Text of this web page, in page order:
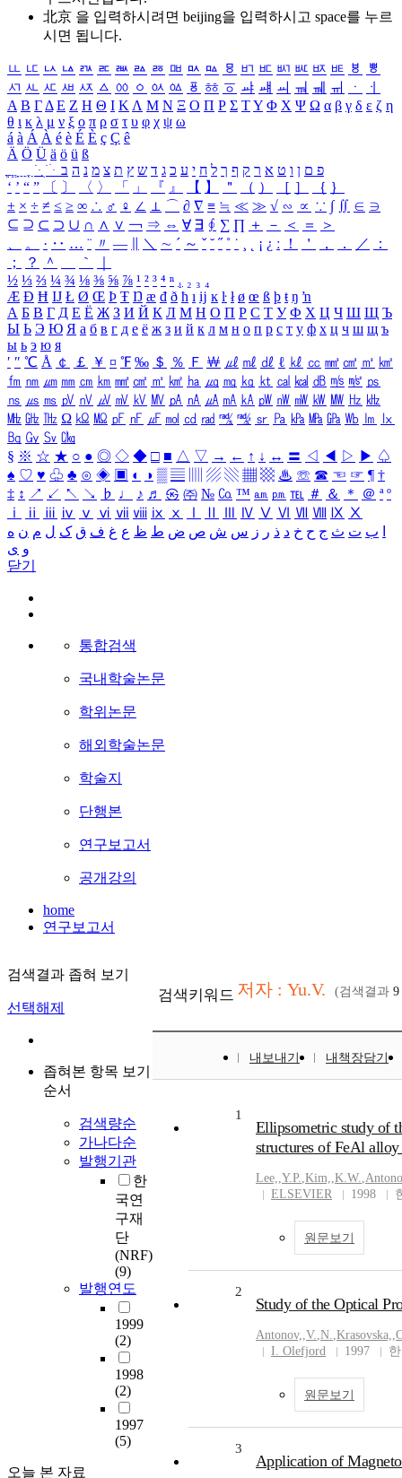
北京 을 입력하시려면 beijing을 입력하시고 space를 누르
시면 됩니다.
ㅥ ㅦ ㅧ ㅨ ㅩ ㅪ ㅫ ㅬ ㅭ ㅮ ㅯ ㅰ ㅱ ㅲ ㅳ ㅴ ㅵ ㅶ ㅷ ㅸ
ㅹ
ㅺ ㅻ ㅼ ㅽ ㅾ ㅿ ㆀ ㆁ ㆂ ㆃ ㆄ ㆅ ㆆ ㆇ ㆈ ㆉ ㆊ ㆋ ㆌ ㆍ
ㆎ
Α Β ΓΔ Ε Ζ Η Θ Ι ΚΛ Μ Ν Ξ Ο Π Ρ Σ ΤΥ Φ Χ Ψ Ω α β γ δ ε ζ η
θ ι κ λ μ ν ξ ο π ρ σ τ υ φ χ ψ ω
á à Á À é è É È ç Ç ê
Ä Ö Ü ä ö ü ß
ִֶֹ ֻּ ׁׂ פ ם ן ו ט א ר ק ף ך ל ח י ע כ ג ד ש ץ ת צ מ נ ה ב
‘ ’ “ ” 〔 〕 〈 〉 「 」 『 』 【 】 ＂ （ ） ［ ］ ｛ ｝
± × ÷ ≠ ≤ ≥ ∞ ∴ ♂ ♀ ∠ ⊥ ⌒ ∂ ∇ ≡ ≒ ≪ ≫ √ ∽ ∝ ∵ ∫ ∬ ∈ ∋
⊆ ⊇ ⊂ ⊃ ∪ ∩ ∧ ∨ ￢ ⇒ ⇔ ∀ ∃ ∮ ∑ ∏ ＋ － ＜ ＝
＞
、
。 · ‥ … ¨ 〃 ― ＼ ∼ ´ ～ ˇ ˘ ˝ ˚ ˙ ¸ ¡ ¿ ː ！ ＇ ， ． ／
：
；
？ ＾ ｀
½ ⅓ ⅔ ¼ ¾ ⅛ ⅜ ⅝ ⅞ ¹ ² ³ ⁴ ⁿ ₁ ₂ ₃ ₄
Æ Ð Ħ Ĳ Ł Ø Œ Þ Ŧ Ŋ æ đ ð ħ ı ĳ ĸ ŀ ł ø œ ß þ ŧ ŋ ŉ
А Б В Г Д Е Ё Ж З И Й К Л М Н О П Р С Т У Ф Х Ц Ч Ш Щ Ъ
Ы Ь Э Ю Я а б в г д е ё ж з и й к л м н о п р с т у ф х ц ч ш щ ъ
ы ь э ю я
′ ″ ℃ Å ￠ ￡ ￥ ¤ ℉ ‰ ＄ ％ Ｆ ￦ ㎕ ㎖ ㎗ ℓ ㎘ ㏄ ㎣ ㎤ ㎥ ㎦
㎙ ㎚ ㎛ ㎜ ㎝ ㎞ ㎟ ㎠ ㎡ ㎢ ㏊ ㎍ ㎎ ㎏ ㏏ ㎈ ㎉ ㏈ ㎧ ㎨ ㎰
㎱ ㎲ ㎳ ㎴ ㎵ ㎶ ㎷ ㎸ ㎹ ㎀ ㎁ ㎂ ㎃ ㎄ ㎺ ㎻ ㎽ ㎾ ㎿ ㎐ ㎑
㎒ ㎓ ㎔ Ω ㏀ ㏁ ㎊ ㎋ ㎌ ㏖ ㏅ ㎭ ㎮ ㎯ ㏛ ㎩ ㎪ ㎫ ㎬ ㏝ ㏐
㏓
㏃ ㏉ ㏜ ㏆
§ ※ ☆ ★ ○ ● ◎ ◇ ◆ □ ■ △ ▽ → ← ↑ ↓ ↔ 〓 ◁ ◀ ▷ ▶ ♤
♠ ♡ ♥ ♧ ♣ ⊙ ◈ ▣ ◐ ◑ ▒ ▤ ▨ ▧ ▦ ▩ ♨ ☏ ☎ ☜ ☞ ¶ †
‡ ↕ ↗ ↙ ↖ ↘ ♭ ♩ ♪ ♬ ㉿ ㈜ № ㏇ ™ ㏂ ㏘ ℡ ＃ ＆ ＊ ＠ ª º
ⅰ
ⅱ ⅲ ⅳ ⅴ ⅵ ⅶ ⅷ ⅸ ⅹ Ⅳ Ⅴ Ⅵ Ⅶ Ⅷ Ⅸ Ⅹ
ب ت ث ج ح خ د ذ ر ز س ش ص ض ط ظ ع غ ف ق ک ل م ن ه
و ی
닫기
통합검색
국내학술논문
학위논문
해외학술논문
학술지
단행본
연구보고서
공개강의
home
연구보고서
검색결과 좁혀 보기
선택해제
좁혀본 항목 보기
순서
검색량순
가나다순
발행기관
한
국연
구재
단
(NRF)
(9)
발행연도
1999
(2)
1998
(2)
1997
(5)
오늘 본 자료
검색키워드 저자 : Yu.V. (검색결과 9
내보내기 내책장담기
1
Ellipsometric study of
structures of FeAl
Lee,,Y.P.,Kim,,K.W.,
ELSEVIER
1998
원문보기
2
Study of the Optical
Antonov,,V.,N.,Krasovska,,
I. Olefjord
1997
원문보기
3
Application of